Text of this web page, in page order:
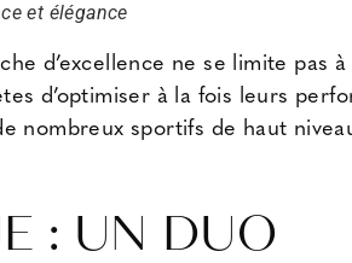
et élégance
d’excellence ne se limite pas à
d’optimiser à la fois leurs
nombreux sportifs de haut
: UN DUO